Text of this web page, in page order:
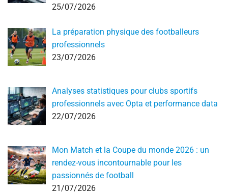
25/07/2026
La préparation physique des footballeurs
professionnels
23/07/2026
Analyses statistiques pour clubs sportifs
professionnels avec Opta et performance data
22/07/2026
Mon Match et la Coupe du monde 2026 : un
rendez-vous incontournable pour les
passionnés de football
21/07/2026